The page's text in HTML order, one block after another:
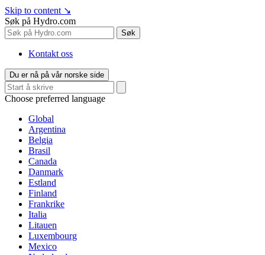
Skip to content ↘
Søk på Hydro.com
Søk
Kontakt oss
Du er nå på vår norske side
Choose preferred language
Global
Argentina
Belgia
Brasil
Canada
Danmark
Estland
Finland
Frankrike
Italia
Litauen
Luxembourg
Mexico